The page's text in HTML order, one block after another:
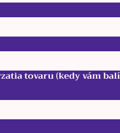
tovaru (kedy vám